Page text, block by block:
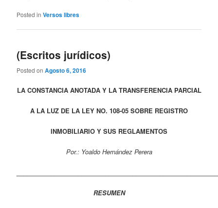
Posted in Versos libres
(Escritos jurídicos)
Posted onAgosto 6, 2016
LA CONSTANCIA ANOTADA Y LA TRANSFERENCIA PARCIAL
A LA LUZ DE LA LEY NO. 108-05 SOBRE REGISTRO
INMOBILIARIO Y SUS REGLAMENTOS
Por.: Yoaldo Hernández Perera
RESUMEN